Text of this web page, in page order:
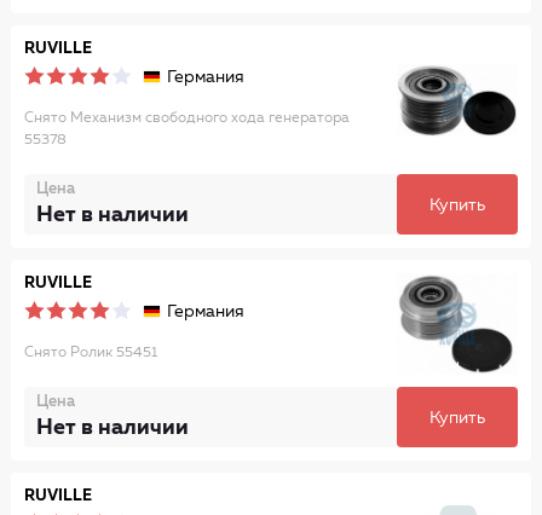
RUVILLE
Германия
Снято Механизм свободного хода генератора
55378
Цена
Нет в наличии Купить
RUVILLE
Германия
Снято Ролик 55451
Цена
Нет в наличии Купить
RUVILLE